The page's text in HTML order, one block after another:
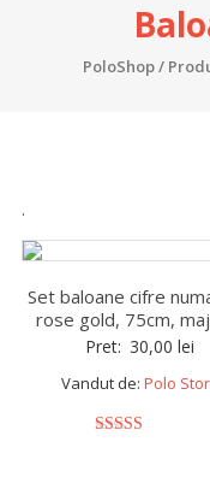
PoloShop/
.
Set baloane cifre
rose gold, 75cm,
Pret: 30,00lei
Vandut de: Polo